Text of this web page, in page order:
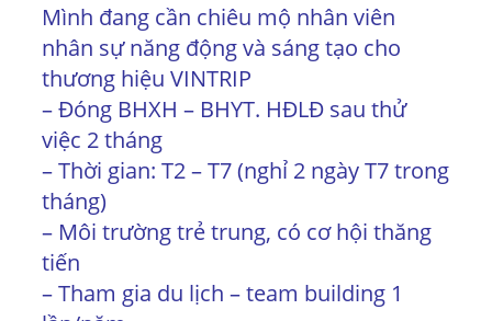
Mình đang cần chiêu mộ nhân viên
nhân sự năng động và sáng tạo cho
thương hiệu VINTRIP
– Đóng BHXH – BHYT. HĐLĐ sau thử
việc 2 tháng
– Thời gian: T2 – T7 (nghỉ 2 ngày T7 trong
tháng)
– Môi trường trẻ trung, có cơ hội thăng
tiến
– Tham gia du lịch – team building 1